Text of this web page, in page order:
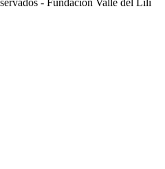
- Fundación Valle del Lili